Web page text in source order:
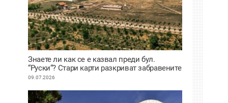
Знаете ли как се е казвал преди бул.
“Руски“? Стари карти разкриват забравените
имена на улиците в Пловдив
09.07.2026